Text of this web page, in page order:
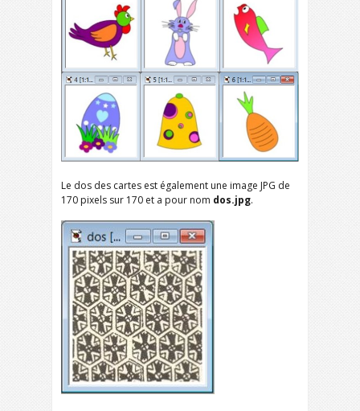
Le dos des cartes est également une image JPG de
170 pixels sur 170 et a pour nom dos.jpg.